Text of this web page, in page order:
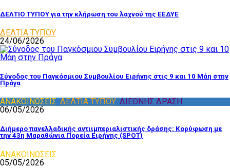
ΔΕΛΤΙΟ ΤΥΠΟΥ για την κλήρωση του λαχνού της ΕΕΔΥΕ
ΔΕΛΤΙΑ ΤΥΠΟΥ
24/06/2026
Σύνοδος του Παγκόσμιου Συμβουλίου Ειρήνης στις 9 και 10 Μάη στην
Πράγα
ΑΝΑΚΟΙΝΩΣΕΙΣ ΔΕΛΤΙΑ ΤΥΠΟΥ ΔΙΕΘΝΗΣ ΔΡΑΣΗ
06/05/2026
Διήμερο πανελλαδικής αντιιμπεριαλιστικής δράσης: Κορύφωση με
την 43η Μαραθώνια Πορεία Ειρήνης (SPOT)
ΑΝΑΚΟΙΝΩΣΕΙΣ
05/05/2026